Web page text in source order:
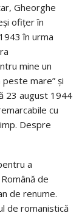
Gheorghe
ofiţer în
în urma
mine un
mare” şi
23 august 1944
cu
Despre
a
de
de renume.
de romanistică